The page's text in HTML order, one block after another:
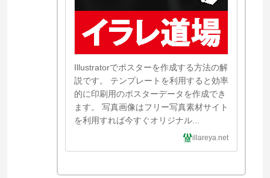
Illustratorでポスターを作成する方法の解
説です。 テンプレートを利用すると効率
的に印刷用のポスターデータを作成でき
ます。 写真画像はフリー写真素材サイト
を利用すれば今すぐオリジナル...
illareya.net